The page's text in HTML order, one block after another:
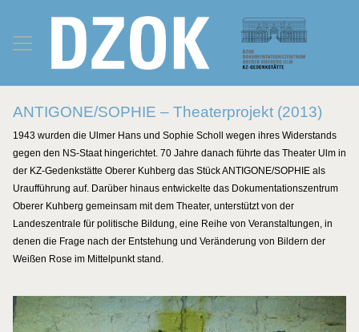
ANTIGONE/SOPHIE – Theaterprojekt (2013)
1943 wurden die Ulmer Hans und Sophie Scholl wegen ihres Widerstands
gegen den NS-Staat hingerichtet. 70 Jahre danach führte das Theater Ulm in
der KZ-Gedenkstätte Oberer Kuhberg das Stück ANTIGONE/SOPHIE als
Uraufführung auf. Darüber hinaus entwickelte das Dokumentationszentrum
Oberer Kuhberg gemeinsam mit dem Theater, unterstützt von der
Landeszentrale für politische Bildung, eine Reihe von Veranstaltungen, in
denen die Frage nach der Entstehung und Veränderung von Bildern der
Weißen Rose im Mittelpunkt stand.